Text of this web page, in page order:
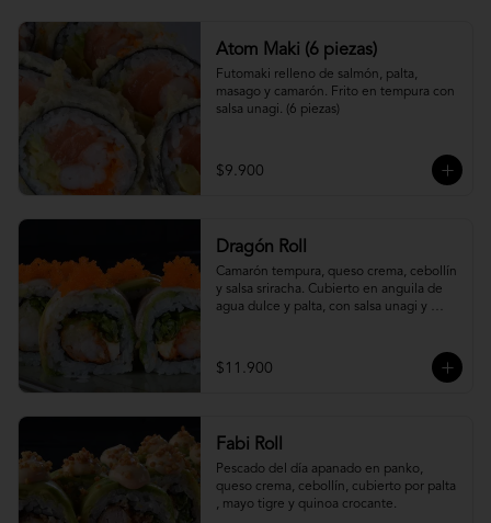
Atom Maki (6 piezas)
Futomaki relleno de salmón, palta,
masago y camarón. Frito en tempura con
salsa unagi. (6 piezas)
$9.900
Dragón Roll
Camarón tempura, queso crema, cebollín
y salsa sriracha. Cubierto en anguila de
agua dulce y palta, con salsa unagi y
$11.900
Fabi Roll
Pescado del día apanado en panko,
queso crema, cebollín, cubierto por palta
, mayo tigre y quinoa crocante.